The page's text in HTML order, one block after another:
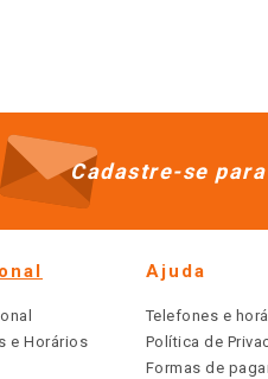
Cadastre-se
e Horários
Ajuda
Telefones e
Política de
Formas de